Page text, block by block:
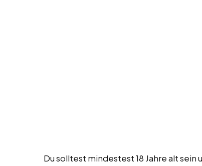
Du solltest mindestest 18 Jahre alt